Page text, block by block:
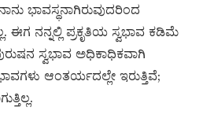
ಭಾವಸ್ಥನಾಗಿರುವುದರಿಂದ
ಈಗ ನನ್ನಲ್ಲಿ ಪ್ರಕೃತಿಯ ಸ್ವಭಾವ ಕಡಿಮೆ
ಸ್ವಭಾವ ಅಧಿಕಾಧಿಕವಾಗಿ
ಆಂತರ್ಯದಲ್ಲೇ ಇರುತ್ತಿವೆ;